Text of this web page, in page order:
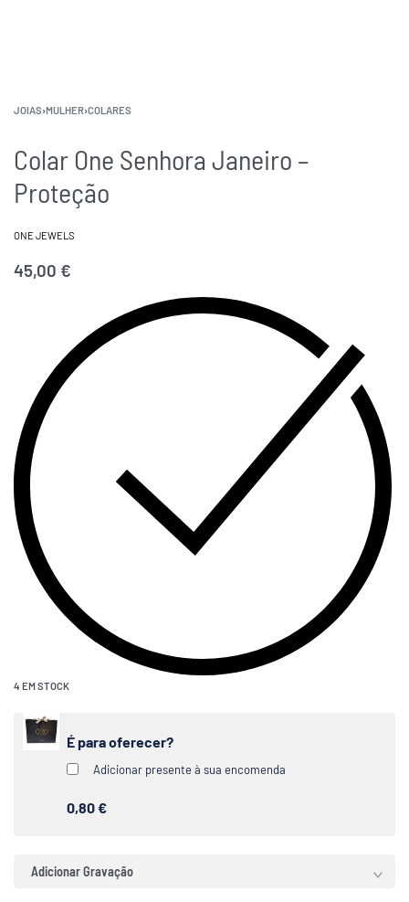
JOIAS›MULHER›COLARES
Colar One Senhora Janeiro –
Proteção
ONE JEWELS
45,00 €
4 EM STOCK
É para oferecer?
Adicionar presente à sua encomenda
0,80 €
Adicionar Gravação